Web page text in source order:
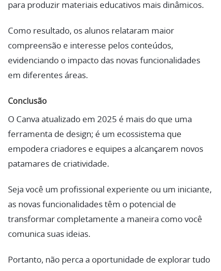
para produzir materiais educativos mais dinâmicos.
Como resultado, os alunos relataram maior
compreensão e interesse pelos conteúdos,
evidenciando o impacto das novas funcionalidades
em diferentes áreas.
Conclusão
O Canva atualizado em 2025 é mais do que uma
ferramenta de design; é um ecossistema que
empodera criadores e equipes a alcançarem novos
patamares de criatividade.
Seja você um profissional experiente ou um iniciante,
as novas funcionalidades têm o potencial de
transformar completamente a maneira como você
comunica suas ideias.
Portanto, não perca a oportunidade de explorar tudo